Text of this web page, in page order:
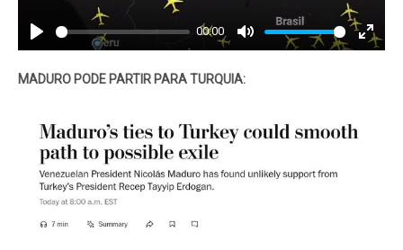
Play
00:00
Mute
Enter
MADURO PODE PARTIR PARA TURQUIA: